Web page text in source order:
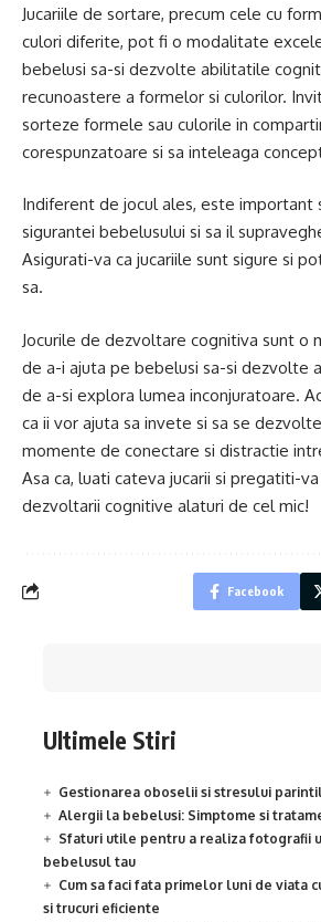
Jucariile de sortare, precum cele cu
culori diferite, pot fi o modalitate
bebelusi sa-si dezvolte abilitatile
recunoastere a formelor si culorilor.
sorteze formele sau culorile in
corespunzatoare si sa inteleaga
Indiferent de jocul ales, este important
sigurantei bebelusului si sa il
Asigurati-va ca jucariile sunt sigure si
sa.
Jocurile de dezvoltare cognitiva sunt o
de a-i ajuta pe bebelusi sa-si dezvolte
de a-si explora lumea inconjuratoare.
ca ii vor ajuta sa invete si sa se
momente de conectare si distractie
Asa ca, luati cateva jucarii si pregatiti-
dezvoltarii cognitive alaturi de cel mic!
Facebook
Ultimele Stiri
Gestionarea oboselii si stresului
Alergii la bebelusi: Simptome si
Sfaturi utile pentru a realiza fotografii
bebelusul tau
Cum sa faci fata primelor luni de viata
si trucuri eficiente